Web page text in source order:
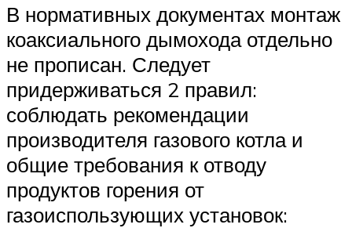
В нормативных документах монтаж
коаксиального дымохода отдельно
не прописан. Следует
придерживаться 2 правил:
соблюдать рекомендации
производителя газового котла и
общие требования к отводу
продуктов горения от
газоиспользующих установок: